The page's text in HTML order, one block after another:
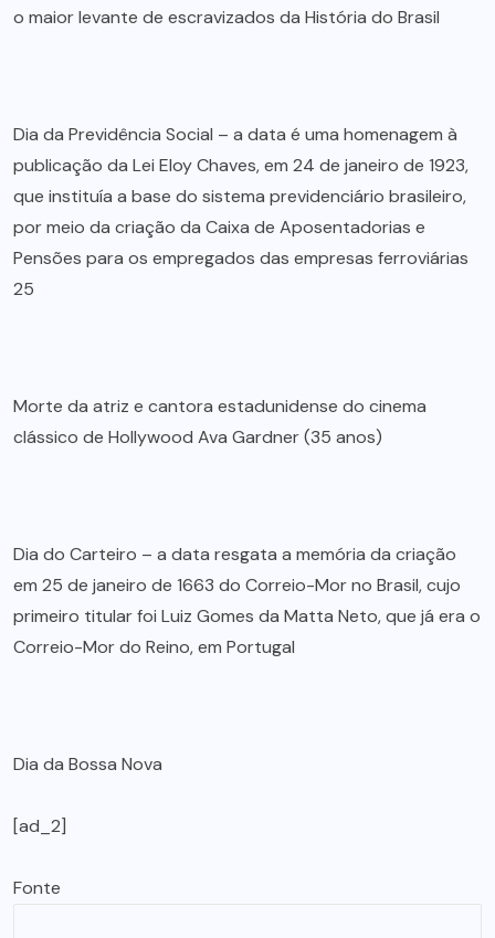
o maior levante de escravizados da História do Brasil
Dia da Previdência Social – a data é uma homenagem à
publicação da Lei Eloy Chaves, em 24 de janeiro de 1923,
que instituía a base do sistema previdenciário brasileiro,
por meio da criação da Caixa de Aposentadorias e
Pensões para os empregados das empresas ferroviárias
25
Morte da atriz e cantora estadunidense do cinema
clássico de Hollywood Ava Gardner (35 anos)
Dia do Carteiro – a data resgata a memória da criação
em 25 de janeiro de 1663 do Correio-Mor no Brasil, cujo
primeiro titular foi Luiz Gomes da Matta Neto, que já era o
Correio-Mor do Reino, em Portugal
Dia da Bossa Nova
[ad_2]
Fonte